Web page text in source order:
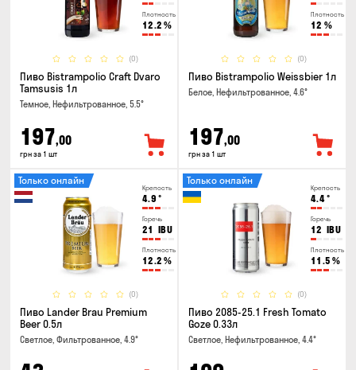
Плотность
12.2 %
(0)
Пиво Bistrampolio Craft Dvaro
Tamsusis 1л
Темное, Нефильтрованное, 5.5°
197,00
грн за 1 шт
Плотность
12 %
(0)
Пиво Bistrampolio Weissbier 1л
Белое, Нефильтрованное, 4.6°
197,00
грн за 1 шт
Крепость
4.9 °
Горечь
21 IBU
Плотность
12.2 %
(0)
Только онлайн
Пиво Lander Brau Premium
Beer 0.5л
Светлое, Фильтрованное, 4.9°
Крепость
4.4°
Горечь
12 IBU
Плотность
11.5 %
(0)
Только онлайн
Пиво 2085-25.1 Fresh Tomato
Goze 0.33л
Светлое, Нефильтрованное, 4.4°